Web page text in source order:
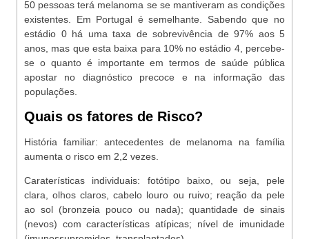
50 pessoas terá melanoma se se mantiveram as condições
existentes. Em Portugal é semelhante. Sabendo que no
estádio 0 há uma taxa de sobrevivência de 97% aos 5
anos, mas que esta baixa para 10% no estádio 4, percebe-
se o quanto é importante em termos de saúde pública
apostar no diagnóstico precoce e na informação das
populações.
Quais os fatores de Risco?
História familiar: antecedentes de melanoma na família
aumenta o risco em 2,2 vezes.
Caraterísticas individuais: fotótipo baixo, ou seja, pele
clara, olhos claros, cabelo louro ou ruivo; reação da pele
ao sol (bronzeia pouco ou nada); quantidade de sinais
(nevos) com características atípicas; nível de imunidade